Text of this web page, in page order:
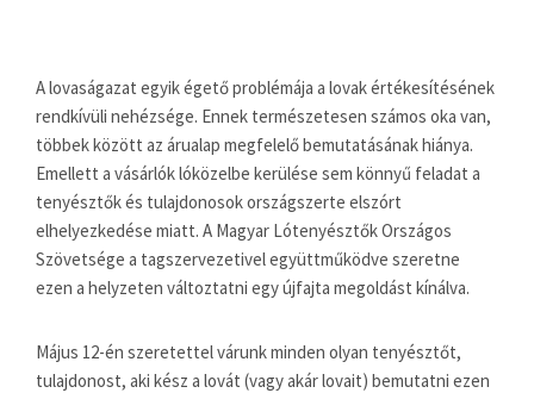
A lovaságazat egyik égető problémája a lovak értékesítésének
rendkívüli nehézsége. Ennek természetesen számos oka van,
többek között az árualap megfelelő bemutatásának hiánya.
Emellett a vásárlók lóközelbe kerülése sem könnyű feladat a
tenyésztők és tulajdonosok országszerte elszórt
elhelyezkedése miatt. A Magyar Lótenyésztők Országos
Szövetsége a tagszervezetivel együttműködve szeretne
ezen a helyzeten változtatni egy újfajta megoldást kínálva.
Május 12-én szeretettel várunk minden olyan tenyésztőt,
tulajdonost, aki kész a lovát (vagy akár lovait) bemutatni ezen